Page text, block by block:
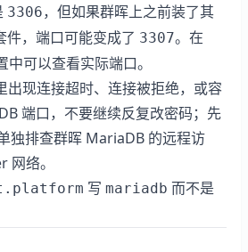
3306，但如果群晖上之前装了其
，端口可能变成了 3307。在
可以查看实际端口。
出现连接超时、连接被拒绝，或容
端口，不要继续反复改密码；先
独排查群晖 MariaDB 的远程访
网络。
写 mariadb 而不是